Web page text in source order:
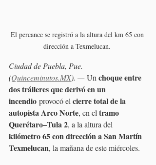
El percance se registró a la altura del km 65 con
dirección a Texmelucan.
Ciudad de Puebla, Pue.
(Quinceminutos.MX). — Un choque entre
dos tráileres que derivó en un
incendio provocó el cierre total de la
autopista Arco Norte, en el tramo
Querétaro–Tula 2, a la altura del
kilómetro 65 con dirección a San Martín
Texmelucan, la mañana de este miércoles.